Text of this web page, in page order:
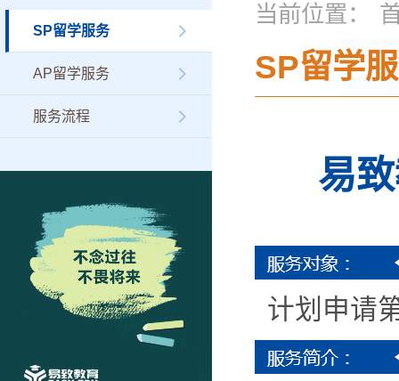
SP留学服务
AP留学服务
服务流程
当前位置：
SP留学
易
计划申请